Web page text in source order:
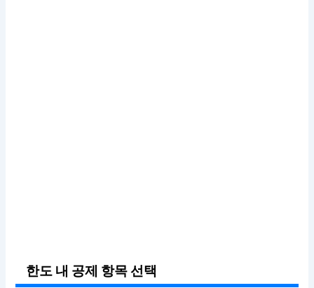
한도 내 공제 항목 선택